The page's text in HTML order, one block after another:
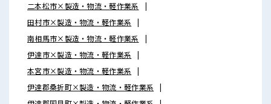
二本松市×製造・物流・軽作業系
田村市×製造・物流・軽作業系
南相馬市×製造・物流・軽作業系
伊達市×製造・物流・軽作業系
本宮市×製造・物流・軽作業系
伊達郡桑折町×製造・物流・軽作業系